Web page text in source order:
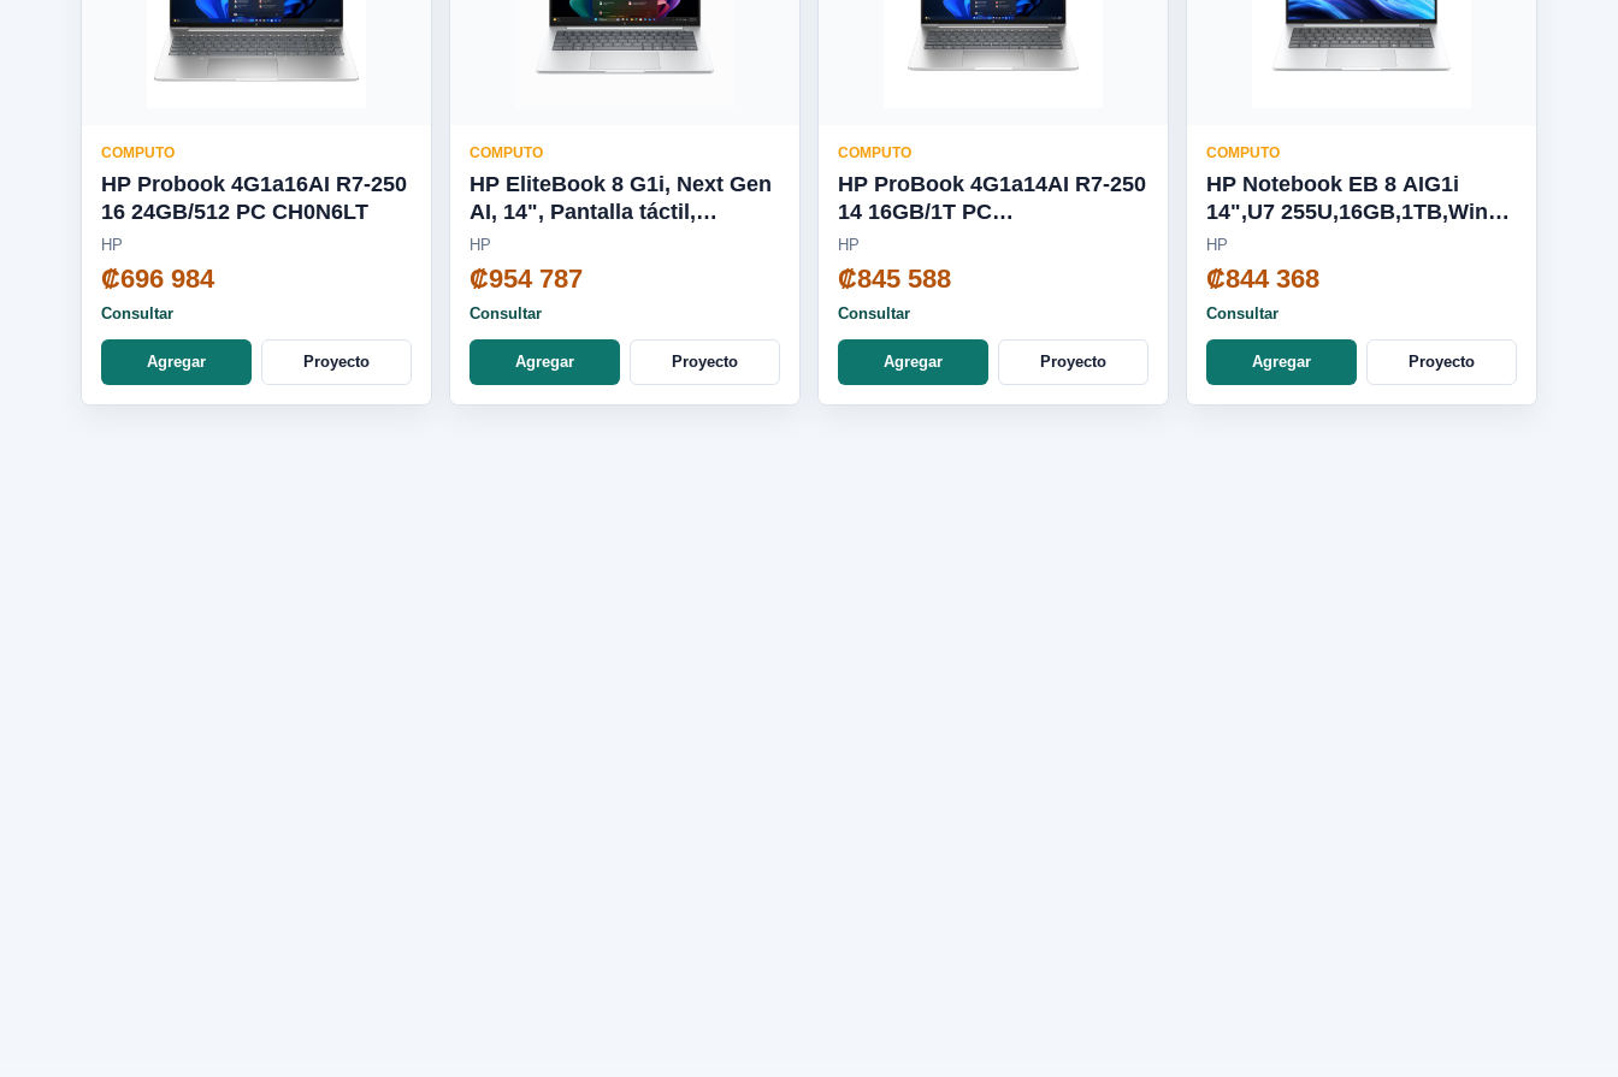
COMPUTO
HP Probook 4G1a16AI R7-250
16 24GB/512 PC CH0N6LT
HP
₡696 984
Consultar
Agregar Proyecto
COMPUTO
HP EliteBook 8 G1i, Next Gen
AI, 14", Pantalla táctil,
Windows 11 Pro, Intel®
Core™ Ultra 7, 32GB RAM,
1TB SSD, WUXGA D66VJLT
HP
₡954 787
Consultar
Agregar Proyecto
COMPUTO
HP ProBook 4G1a14AI R7-250
14 16GB/1T PC
D66VQLT#ABM
HP
₡845 588
Consultar
Agregar Proyecto
COMPUTO
HP Notebook EB 8 AIG1i
14",U7 255U,16GB,1TB,Win11
Pro BS6H5LT
HP
₡844 368
Consultar
Agregar Proyecto